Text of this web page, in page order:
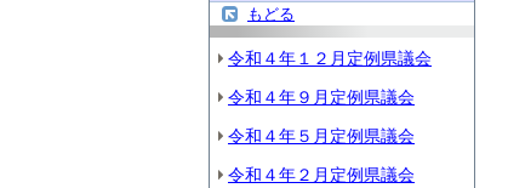
もどる
令和４年１２月定例県議会
令和４年９月定例県議会
令和４年５月定例県議会
令和４年２月定例県議会